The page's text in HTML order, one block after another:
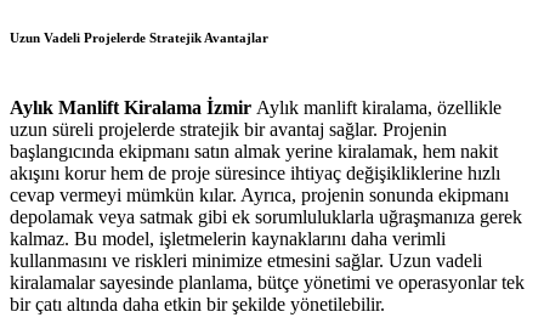
Uzun Vadeli Projelerde Stratejik Avantajlar
Aylık Manlift Kiralama İzmir Aylık manlift kiralama, özellikle
uzun süreli projelerde stratejik bir avantaj sağlar. Projenin
başlangıcında ekipmanı satın almak yerine kiralamak, hem nakit
akışını korur hem de proje süresince ihtiyaç değişikliklerine hızlı
cevap vermeyi mümkün kılar. Ayrıca, projenin sonunda ekipmanı
depolamak veya satmak gibi ek sorumluluklarla uğraşmanıza gerek
kalmaz. Bu model, işletmelerin kaynaklarını daha verimli
kullanmasını ve riskleri minimize etmesini sağlar. Uzun vadeli
kiralamalar sayesinde planlama, bütçe yönetimi ve operasyonlar tek
bir çatı altında daha etkin bir şekilde yönetilebilir.